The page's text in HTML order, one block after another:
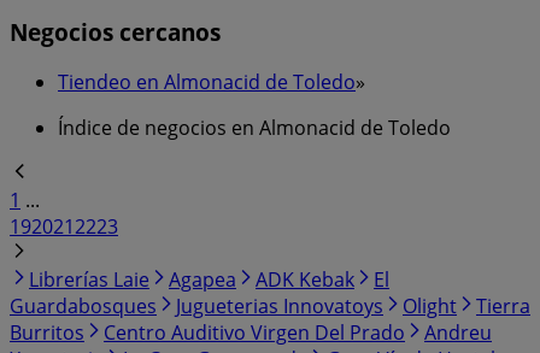
Negocios cercanos
Tiendeo en Almonacid de Toledo»
Índice de negocios en Almonacid de Toledo
1 ...
1920212223
Librerías Laie
Agapea ADK Kebak
El
Guardabosques
Jugueterias Innovatoys Olight
Tierra
Burritos
Centro Auditivo Virgen Del Prado
Andreu